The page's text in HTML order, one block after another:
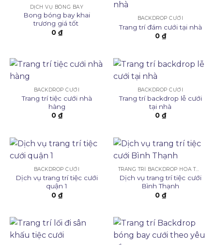
DỊCH VỤ BÓNG BAY
Bong bóng bay khai
trương giá tốt
0 ₫
BACKDROP CƯỚI
Trang trí đám cưới tại nhà
0 ₫
BACKDROP CƯỚI
Trang trí tiệc cưới nhà
hàng
0 ₫
BACKDROP CƯỚI
Trang trí backdrop lễ cưới
tại nhà
0 ₫
BACKDROP CƯỚI
Dịch vụ trang trí tiệc cưới
quận 1
0 ₫
TRANG TRÍ BACKDROP HOA TƯƠI
Dịch vụ trang trí tiệc cưới
Bình Thạnh
0 ₫